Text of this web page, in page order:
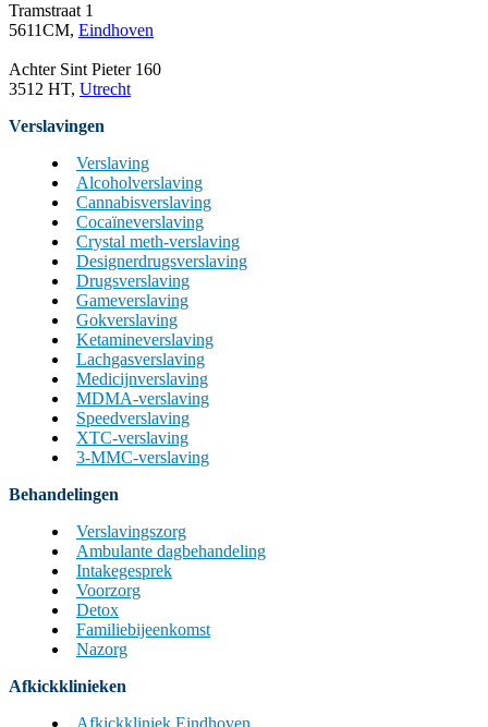
Tramstraat 1
5611CM, Eindhoven
Achter Sint Pieter 160
3512 HT, Utrecht
Verslavingen
Verslaving
Alcoholverslaving
Cannabisverslaving
Cocaïneverslaving
Crystal meth-verslaving
Designerdrugsverslaving
Drugsverslaving
Gameverslaving
Gokverslaving
Ketamineverslaving
Lachgasverslaving
Medicijnverslaving
MDMA-verslaving
Speedverslaving
XTC-verslaving
3-MMC-verslaving
Behandelingen
Verslavingszorg
Ambulante dagbehandeling
Intakegesprek
Voorzorg
Detox
Familiebijeenkomst
Nazorg
Afkickklinieken